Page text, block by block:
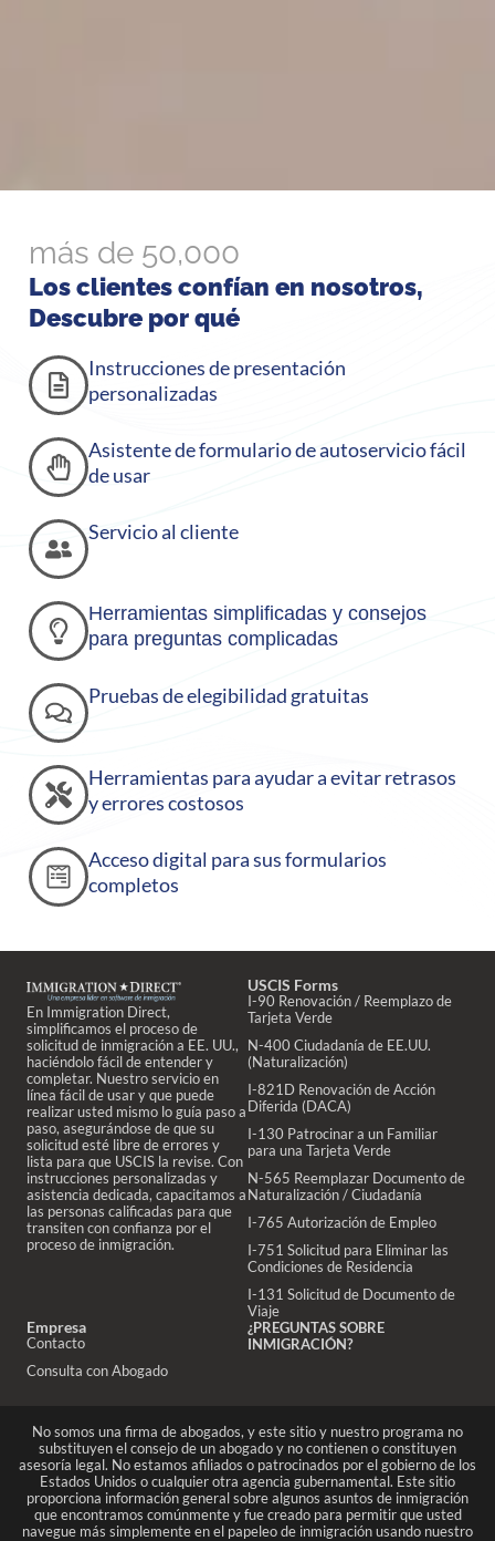
más de 50,000
Los clientes confían en nosotros,
Descubre por qué
Instrucciones de presentación
personalizadas
Asistente de formulario de autoservicio fácil
de usar
Servicio al cliente
Herramientas simplificadas y consejos
para preguntas complicadas
Pruebas de elegibilidad gratuitas
Herramientas para ayudar a evitar retrasos
y errores costosos
Acceso digital para sus formularios
completos
En Immigration Direct,
simplificamos el proceso de
solicitud de inmigración a EE. UU.,
haciéndolo fácil de entender y
completar. Nuestro servicio en
línea fácil de usar y que puede
realizar usted mismo lo guía paso a
paso, asegurándose de que su
solicitud esté libre de errores y
lista para que USCIS la revise. Con
instrucciones personalizadas y
asistencia dedicada, capacitamos a
las personas calificadas para que
transiten con confianza por el
proceso de inmigración.
USCIS Forms
I-90 Renovación / Reemplazo de
Tarjeta Verde
N-400 Ciudadanía de EE.UU.
(Naturalización)
I-821D Renovación de Acción
Diferida (DACA)
I-130 Patrocinar a un Familiar
para una Tarjeta Verde
N-565 Reemplazar Documento de
Naturalización / Ciudadanía
I-765 Autorización de Empleo
I-751 Solicitud para Eliminar las
Condiciones de Residencia
I-131 Solicitud de Documento de
Viaje
Empresa
Contacto
Consulta con Abogado
¿PREGUNTAS SOBRE
INMIGRACIÓN?
No somos una firma de abogados, y este sitio y nuestro programa no
substituyen el consejo de un abogado y no contienen o constituyen
asesoría legal. No estamos afiliados o patrocinados por el gobierno de los
Estados Unidos o cualquier otra agencia gubernamental. Este sitio
proporciona información general sobre algunos asuntos de inmigración
que encontramos comúnmente y fue creado para permitir que usted
navegue más simplemente en el papeleo de inmigración usando nuestro